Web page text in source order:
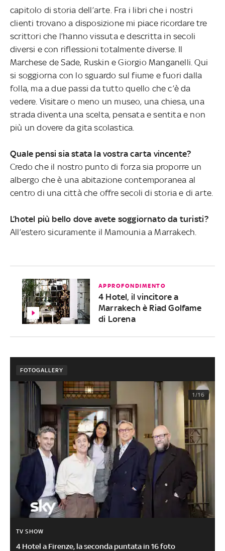
capitolo di storia dell’arte. Fra i libri che i nostri
clienti trovano a disposizione mi piace ricordare tre
scrittori che l’hanno vissuta e descritta in secoli
diversi e con riflessioni totalmente diverse. Il
Marchese de Sade, Ruskin e Giorgio Manganelli. Qui
si soggiorna con lo sguardo sul fiume e fuori dalla
folla, ma a due passi da tutto quello che c’è da
vedere. Visitare o meno un museo, una chiesa, una
strada diventa una scelta, pensata e sentita e non
più un dovere da gita scolastica.
Quale pensi sia stata la vostra carta vincente?
Credo che il nostro punto di forza sia proporre un
albergo che è una abitazione contemporanea al
centro di una città che offre secoli di storia e di arte.
L’hotel più bello dove avete soggiornato da turisti?
All’estero sicuramente il Mamounia a Marrakech.
APPROFONDIMENTO
4 Hotel, il vincitore a
Marrakech è Riad Golfame
di Lorena
FOTOGALLERY
1/16
TV SHOW
4 Hotel a Firenze, la seconda puntata in 16 foto